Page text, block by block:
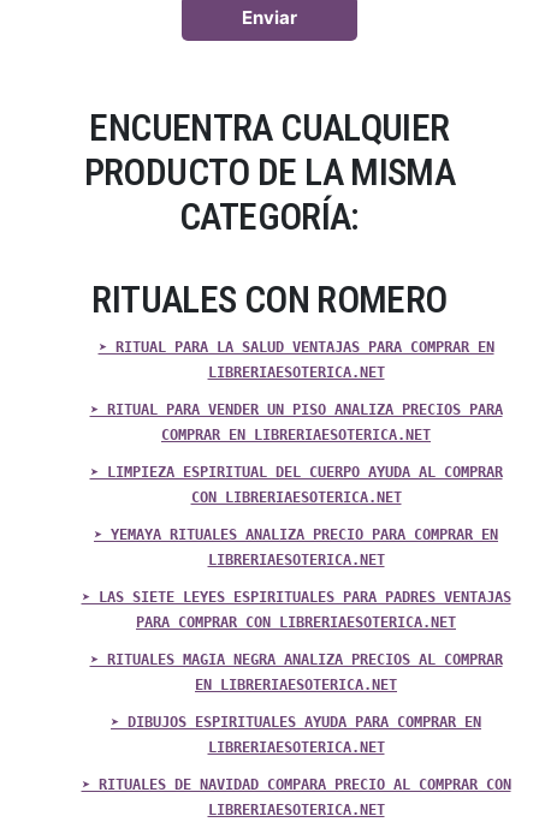
ENCUENTRA CUALQUIER
PRODUCTO DE LA MISMA
CATEGORÍA:
RITUALES CON ROMERO
➤ RITUAL PARA LA SALUD VENTAJAS PARA COMPRAR EN
LIBRERIAESOTERICA.NET
➤ RITUAL PARA VENDER UN PISO ANALIZA PRECIOS PARA
COMPRAR EN LIBRERIAESOTERICA.NET
➤ LIMPIEZA ESPIRITUAL DEL CUERPO AYUDA AL COMPRAR
CON LIBRERIAESOTERICA.NET
➤ YEMAYA RITUALES ANALIZA PRECIO PARA COMPRAR EN
LIBRERIAESOTERICA.NET
➤ LAS SIETE LEYES ESPIRITUALES PARA PADRES VENTAJAS
PARA COMPRAR CON LIBRERIAESOTERICA.NET
➤ RITUALES MAGIA NEGRA ANALIZA PRECIOS AL COMPRAR
EN LIBRERIAESOTERICA.NET
➤ DIBUJOS ESPIRITUALES AYUDA PARA COMPRAR EN
LIBRERIAESOTERICA.NET
➤ RITUALES DE NAVIDAD COMPARA PRECIO AL COMPRAR CON
LIBRERIAESOTERICA.NET